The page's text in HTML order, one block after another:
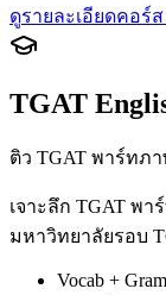
ดูรายละเอียดคอร์ส
TGAT
ติว TGAT พาร์ทภ
เจาะลึก TGAT พา
มหาวิทยาลัยรอบ
Vocab +